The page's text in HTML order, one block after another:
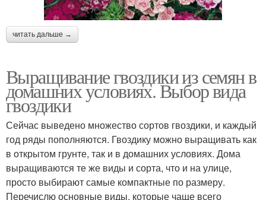
читать дальше →
Выращивание гвоздики из семян в
домашних условиях. Выбор вида
гвоздики
Сейчас выведено множество сортов гвоздики, и каждый
год ряды пополняются. Гвоздику можно выращивать как
в открытом грунте, так и в домашних условиях. Дома
выращиваются те же виды и сорта, что и на улице,
просто выбирают самые компактные по размеру.
Перечислю основные виды, которые чаще всего